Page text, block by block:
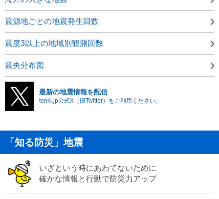
震源地ごとの地震発生回数
震度3以上の地域別観測回数
震央分布図
最新の地震情報を配信
tenki.jp公式X（旧Twitter）をご利用ください。
「知る防災」地震
いざという時にあわてないために
確かな情報と行動で防災力アップ